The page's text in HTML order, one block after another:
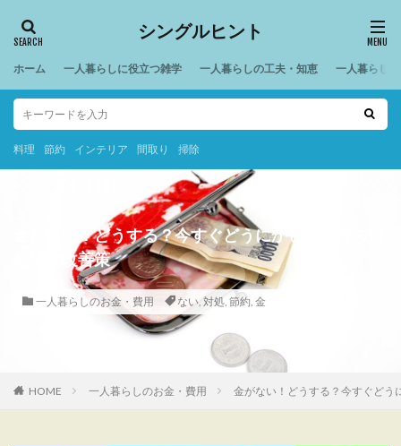
シングルヒント
ホーム 一人暮らしに役立つ雑学 一人暮らしの工夫・知恵 一人暮らし
料理 節約 インテリア 間取り 掃除
金がない！どうする？今すぐどうにかしたい時の対
処法と改善策
一人暮らしのお金・費用 ない, 対処, 節約, 金
HOME 一人暮らしのお金・費用 金がない！どうする？今すぐどう